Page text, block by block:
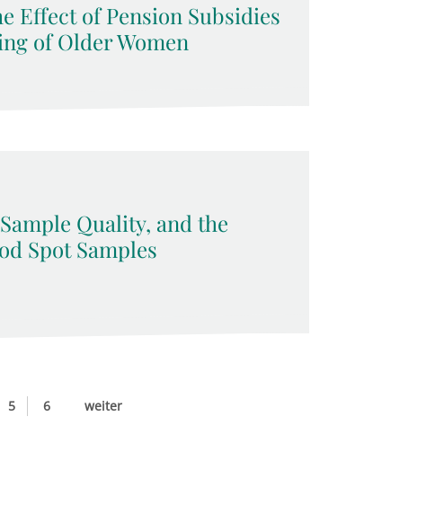
Effect of Pension Subsidies
of Older Women
Quality, and the
Spot Samples
5 6 weiter